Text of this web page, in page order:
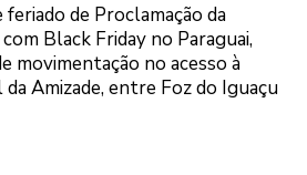
de Proclamação da
Black Friday no Paraguai,
movimentação no acesso à
Amizade, entre Foz do Iguaçu